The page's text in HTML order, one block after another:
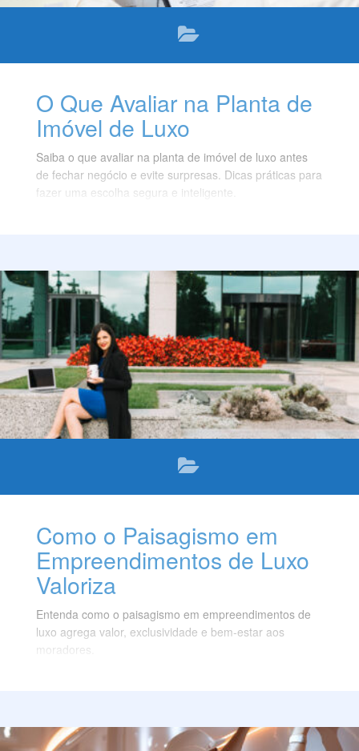
O Que Avaliar na Planta de
Imóvel de Luxo
Saiba o que avaliar na planta de imóvel de luxo antes
de fechar negócio e evite surpresas. Dicas práticas para
fazer uma escolha segura e inteligente.
Como o Paisagismo em
Empreendimentos de Luxo
Valoriza
Entenda como o paisagismo em empreendimentos de
luxo agrega valor, exclusividade e bem‑estar aos
moradores.